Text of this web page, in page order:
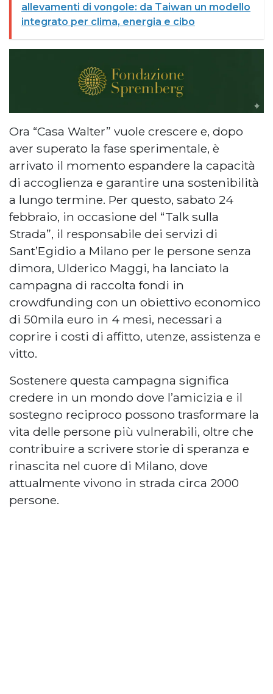
allevamenti di vongole: da Taiwan un modello
integrato per clima, energia e cibo
Ora “Casa Walter” vuole crescere e, dopo
aver superato la fase sperimentale, è
arrivato il momento espandere la capacità
di accoglienza e garantire una sostenibilità
a lungo termine. Per questo, sabato 24
febbraio, in occasione del “Talk sulla
Strada”, il responsabile dei servizi di
Sant’Egidio a Milano per le persone senza
dimora, Ulderico Maggi, ha lanciato la
campagna di raccolta fondi in
crowdfunding con un obiettivo economico
di 50mila euro in 4 mesi, necessari a
coprire i costi di affitto, utenze, assistenza e
vitto.
Sostenere questa campagna significa
credere in un mondo dove l’amicizia e il
sostegno reciproco possono trasformare la
vita delle persone più vulnerabili, oltre che
contribuire a scrivere storie di speranza e
rinascita nel cuore di Milano, dove
attualmente vivono in strada circa 2000
persone.